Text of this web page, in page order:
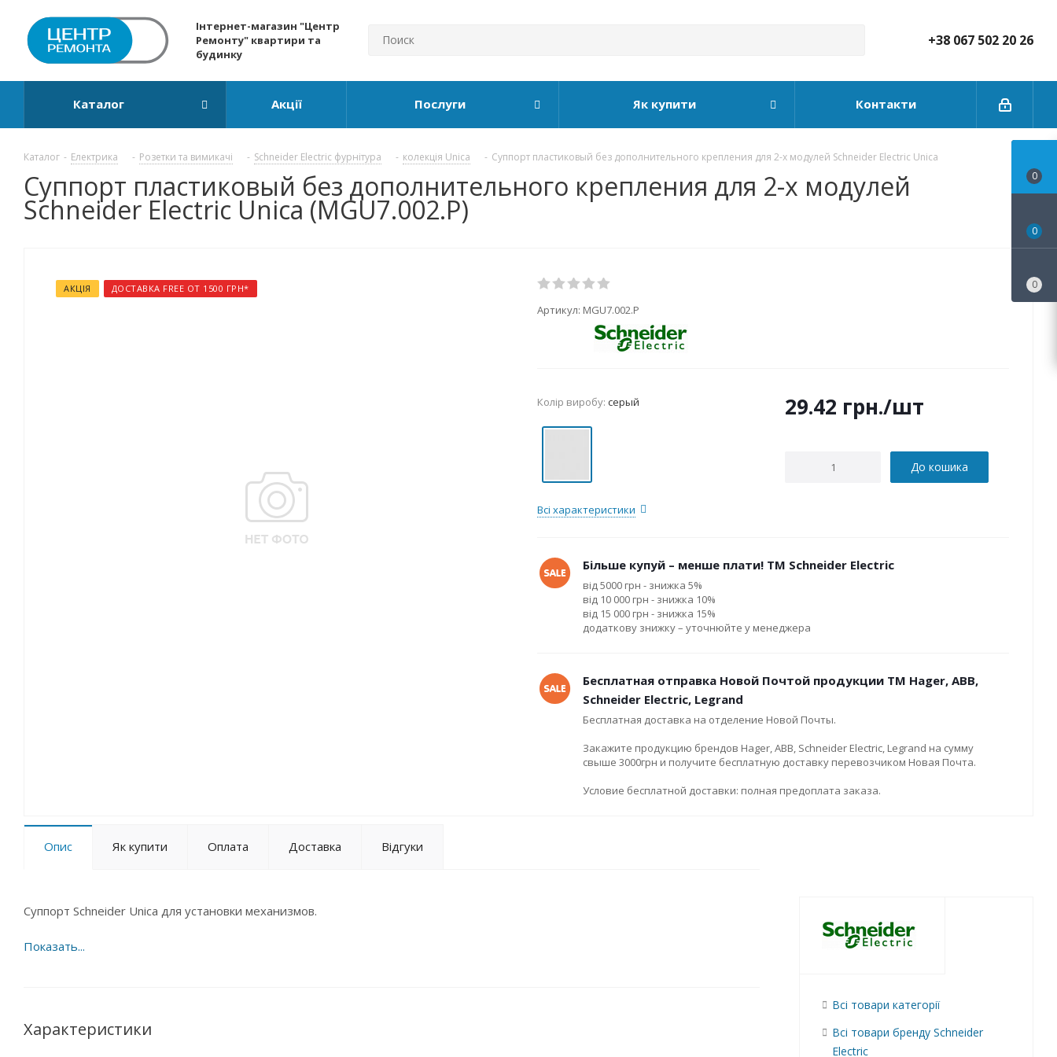
Інтернет-магазин "Центр
Ремонту" квартири та
будинку
+38 067 502 20 26
Каталог Акції Послуги Як купити Контакти
Каталог - Електрика - Розетки та вимикачі - Schneider Electric фурнітура - колекція Unica - Суппорт пластиковый без дополнительного крепления для 2-х модулей Schneider Electric Unica
Суппорт пластиковый без дополнительного крепления для 2-х модулей
Schneider Electric Unica (MGU7.002.P)
АКЦІЯ ДОСТАВКА FREE ОТ 1500 ГРН*
Артикул: MGU7.002.P
Колір виробу: серый
Всі характеристики
29.42 грн./шт
До кошика
Більше купуй – менше плати! ТМ Schneider Electric
від 5000 грн - знижка 5%
від 10 000 грн - знижка 10%
від 15 000 грн - знижка 15%
додаткову знижку – уточнюйте у менеджера
Бесплатная отправка Новой Почтой продукции ТМ Hager, ABB,
Schneider Electric, Legrand
Бесплатная доставка на отделение Новой Почты.
Закажите продукцию брендов Hager, ABB, Schneider Electric, Legrand на сумму
свыше 3000грн и получите бесплатную доставку перевозчиком Новая Почта.
Условие бесплатной доставки: полная предоплата заказа.
Опис Як купити Оплата Доставка Відгуки
Суппорт Schneider Unica для установки механизмов.
Характеристики
Всі товари категорії
Всі товари бренду Schneider
Electric
0
0
0